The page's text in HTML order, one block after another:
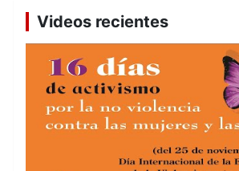
Videos recientes